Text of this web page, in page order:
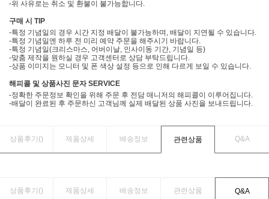
-위 사유로는 취소 및 환불이 불가능합니다.
구매 시 TIP
-특정 기념일의 경우 시간 지정 배달이 불가능하며, 배달이 지연될 수 있습니다.
-특정 기념일엔 하루 전 미리 예약 주문을 해주시기 바랍니다.
-특정 기념일(크리스마스, 어버이날, 인사이동 기간, 기념일 등)
-맞춤 제작을 원하실 경우 고객센터로 상담 부탁드립니다.
-상품 이미지는 모니터 및 폰 색상 설정 등으로 인해 다르게 보일 수 있습니다.
해피콜 및 상품사진 문자 SERVICE
-정확한 주문정보 확인을 위해 주문 후 전담 매니저의 해피콜이 이루어집니다.
-배달이 완료된 후 주문하신 고객님께 실제 배달된 상품 사진을 보내드립니다.
상품후기() 제품상세 배송정보 관련상품 Q&A
상품후기() 제품상세 배송정보 관련상품 Q&A